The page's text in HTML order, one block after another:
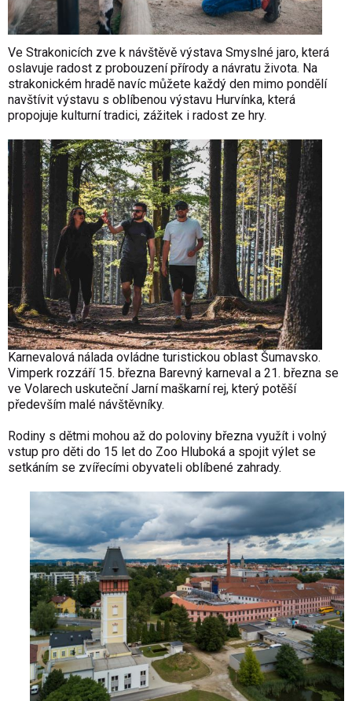
Ve Strakonicích zve k návštěvě výstava Smyslné jaro, která
oslavuje radost z probouzení přírody a návratu života. Na
strakonickém hradě navíc můžete každý den mimo pondělí
navštívit výstavu s oblíbenou výstavu Hurvínka, která
propojuje kulturní tradici, zážitek i radost ze hry.
Karnevalová nálada ovládne turistickou oblast Šumavsko.
Vimperk rozzáří 15. března Barevný karneval a 21. března se
ve Volarech uskuteční Jarní maškarní rej, který potěší
především malé návštěvníky.
Rodiny s dětmi mohou až do poloviny března využít i volný
vstup pro děti do 15 let do Zoo Hluboká a spojit výlet se
setkáním se zvířecími obyvateli oblíbené zahrady.